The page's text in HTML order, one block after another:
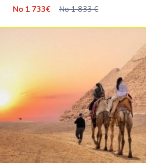
No 1 733€ No 1 833 €